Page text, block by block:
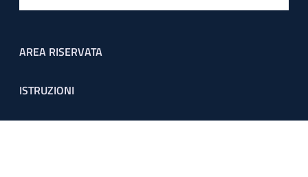
Footer menu
AREA RISERVATA
ISTRUZIONI